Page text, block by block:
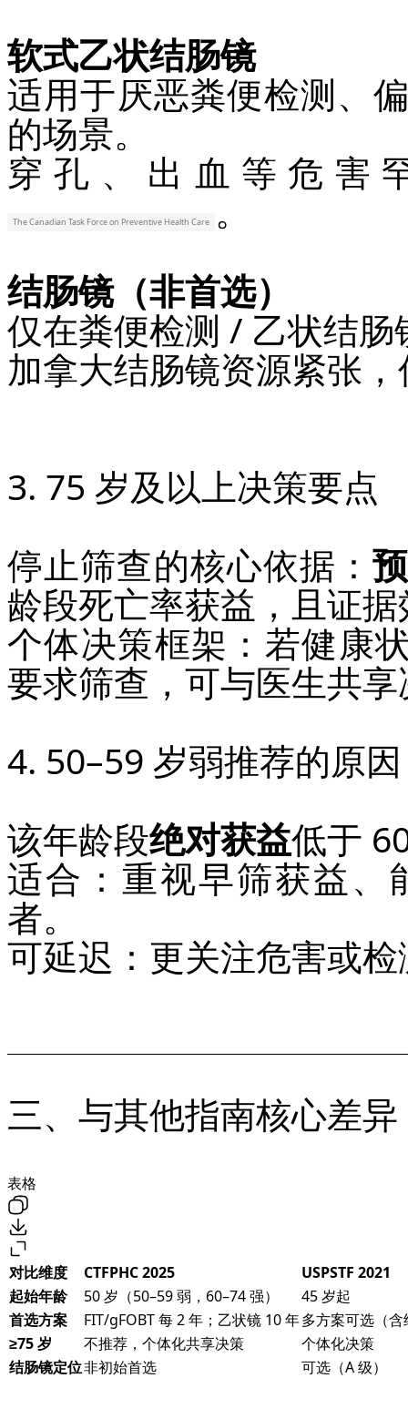
软式乙状结肠镜
适用于厌恶粪便检测、
的场景。
穿孔、出血等危害
The Canadian Task Force on Preventive Health Care
。
结肠镜（非首选）
仅在粪便检测 / 乙状结肠
加拿大结肠镜资源紧张
3. 75 岁及以上决策要点
停止筛查的核心依据：
龄段死亡率获益，且证
个体决策框架：若健康
要求筛查，可与医生共
4. 50–59 岁弱推荐的原因
该年龄段绝对获益低于
适合：重视早筛获益、
者。
可延迟：更关注危害或
三、与其他指南核心差异
表格
对比维度 CTFPHC 2025
USPSTF 2021
起始年龄
50 岁（50–59 弱，60–74 强）
45 岁起
首选方案
FIT/gFOBT 每 2 年；乙状镜 10 年多方案可选（
≥75 岁
不推荐，个体化共享决策
个体化决策
结肠镜定位非初始首选 可选（A 级）